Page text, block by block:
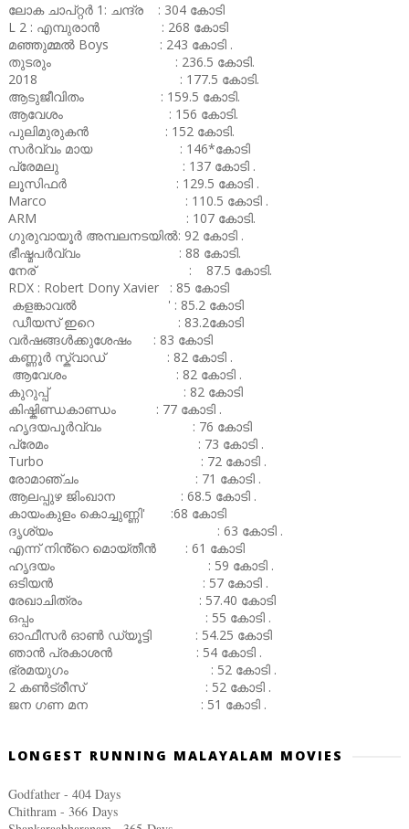
ലോക ചാപ്റ്റർ 1: ചന്ദ്ര : 304 കോടി
L 2 : എമ്പുരാൻ : 268 കോടി
മഞ്ഞുമ്മൽ Boys : 243 കോടി .
തുടരും : 236.5 കോടി.
2018 : 177.5 കോടി.
ആടുജീവിതം : 159.5 കോടി.
ആവേശം : 156 കോടി.
പുലിമുരുകൻ : 152 കോടി.
സർവ്വം മായ : 146*കോടി
പ്രേമലു : 137 കോടി .
ലൂസിഫർ : 129.5 കോടി .
Marco : 110.5 കോടി .
ARM : 107 കോടി.
ഗുരുവായൂർ അമ്പലനടയിൽ: 92 കോടി .
ഭീഷ്മപർവ്വം : 88 കോടി.
നേര് : 87.5 കോടി.
RDX : Robert Dony Xavier : 85 കോടി
കളങ്കാവൽ ' : 85.2 കോടി
ഡീയസ് ഇറെ : 83.2കോടി
വർഷങ്ങൾക്കുശേഷം : 83 കോടി
കണ്ണൂർ സ്ക്വാഡ് : 82 കോടി .
ആവേശം : 82 കോടി .
കുറുപ്പ് : 82 കോടി
കിഷ്കിണ്ഡകാണ്ഡം : 77 കോടി .
ഹൃദയപൂർവ്വം : 76 കോടി
പ്രേമം : 73 കോടി .
Turbo : 72 കോടി .
രോമാഞ്ചം : 71 കോടി .
ആലപ്പുഴ ജിംഖാന : 68.5 കോടി .
കായംകുളം കൊച്ചുണ്ണി' :68 കോടി
ദൃശ്യം : 63 കോടി .
എന്ന് നിൻ്റെ മൊയ്തീൻ : 61 കോടി
ഹൃദയം : 59 കോടി .
ഒടിയൻ : 57 കോടി .
രേഖാചിത്രം : 57.40 കോടി
ഒപ്പം : 55 കോടി .
ഓഫീസർ ഓൺ ഡ്യൂട്ടി : 54.25 കോടി
ഞാൻ പ്രകാശൻ : 54 കോടി .
ഭ്രമയുഗം : 52 കോടി .
2 കൺട്രീസ് : 52 കോടി .
ജന ഗണ മന : 51 കോടി .
LONGEST RUNNING MALAYALAM MOVIES
Godfather - 404 Days
Chithram - 366 Days